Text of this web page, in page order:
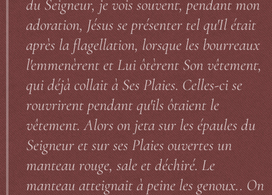
du Seigneur, je vois souvent, pendant mon
adoration, Jésus se présenter tel qu'Il était
après la flagellation, lorsque les bourreaux
l'emmenèrent et Lui ôtèrent Son vêtement,
qui déjà collait à Ses Plaies. Celles-ci se
rouvrirent pendant qu'ils ôtaient le
vêtement. Alors on jeta sur les épaules du
Seigneur et sur ses Plaies ouvertes un
manteau rouge, sale et déchiré. Le
manteau atteignait à peine les genoux.. On